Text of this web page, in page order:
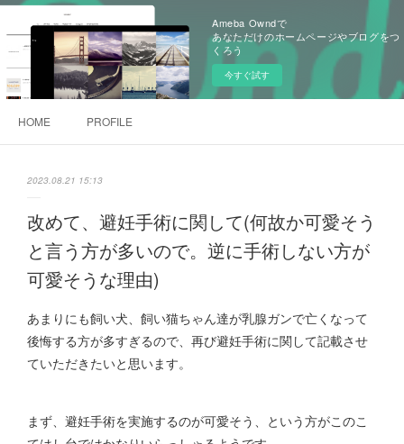
Ameba Owndで
あなただけのホームページやブログをつ
くろう
今すぐ試す
HOME PROFILE
2023.08.21 15:13
改めて、避妊手術に関して(何故か可愛そう
と言う方が多いので。逆に手術しない方が
可愛そうな理由)
あまりにも飼い犬、飼い猫ちゃん達が乳腺ガンで亡くなって
後悔する方が多すぎるので、再び避妊手術に関して記載させ
ていただきたいと思います。
まず、避妊手術を実施するのが可愛そう、という方がこのこ